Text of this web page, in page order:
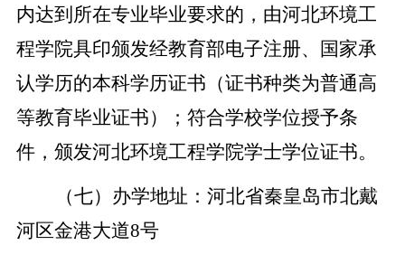
内达到所在专业毕业要求的，由河北环境工
程学院具印颁发经教育部电子注册、国家承
认学历的本科学历证书（证书种类为普通高
等教育毕业证书）；符合学校学位授予条
件，颁发河北环境工程学院学士学位证书。
（七）办学地址：河北省秦皇岛市北戴
河区金港大道8号